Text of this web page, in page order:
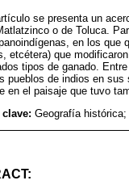
se presenta un
o de Toluca.
en los que
etcétera) que
tipos de ganado.
pueblos de indios en
en el paisaje que tuvo
clave: Geografía